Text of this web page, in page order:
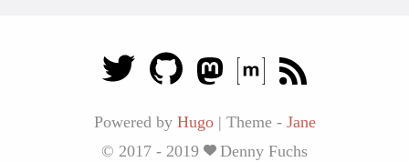
Powered by Hugo | Theme - Jane
© 2017 - 2019
Denny Fuchs